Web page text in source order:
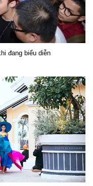
đang biểu diễn